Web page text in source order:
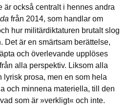
är också centralt i hennes andra
från 2014, som handlar om
hur militärdiktaturen brutalt slog
Det är en smärtsam berättelse,
och överlevande upplöses
alla perspektiv. Liksom alla
lyrisk prosa, men en som hela
och minnena materiella, till den
som är »verkligt« och inte.